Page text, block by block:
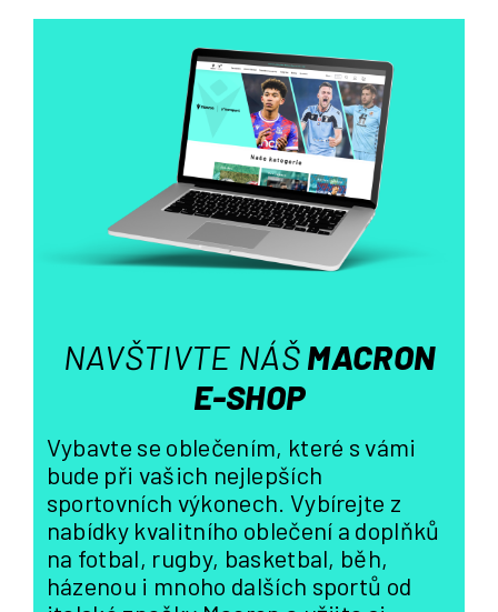
á
d
a
c
í
p
r
v
k
y
p
i
s
NAVŠTIVTE NÁŠMACRON
E-SHOP
Vybavte se oblečením, které s vámi
bude při vašich nejlepších
sportovních výkonech. Vybírejte z
nabídky kvalitního oblečení a doplňků
na fotbal, rugby, basketbal, běh,
házenou i mnoho dalších sportů od